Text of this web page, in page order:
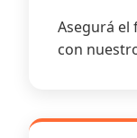
Asegurá el
con